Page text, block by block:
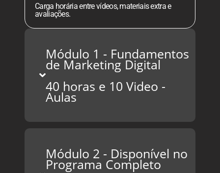
Carga horária entre vídeos, materiais extra e
avaliações.
Módulo 1 - Fundamentos
de Marketing Digital
40 horas e 10 Video -
Aulas
Módulo 2 - Disponível no
Programa Completo